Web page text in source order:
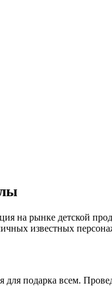
на рынке детской
известных
подарка всем.